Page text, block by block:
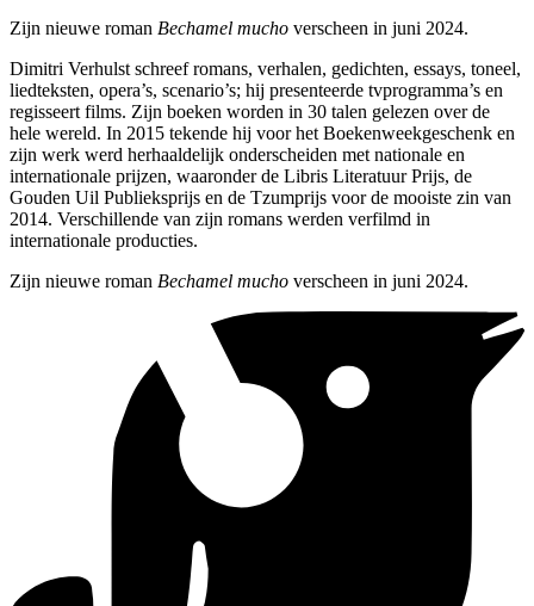
Zijn nieuwe roman Bechamel mucho verscheen in juni 2024.
Dimitri Verhulst schreef romans, verhalen, gedichten, essays, toneel,
liedteksten, opera’s, scenario’s; hij presenteerde tv­programma’s en
regisseert films. Zijn boeken worden in 30 talen gelezen over de
hele wereld. In 2015 tekende hij voor het Boekenweekgeschenk en
zijn werk werd herhaaldelijk onderscheiden met nationale en
internationale prijzen, waaronder de Libris Literatuur Prijs, de
Gouden Uil Publieksprijs en de Tzumprijs voor de mooiste zin van
2014. Verschillende van zijn romans werden verfilmd in
internationale producties.
Zijn nieuwe roman Bechamel mucho verscheen in juni 2024.